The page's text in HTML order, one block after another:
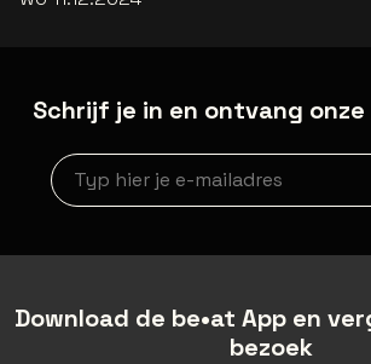
Schrijf je in en ontvang
Nieuwsbrief aanmelding
Download de be•at App en
bezoek